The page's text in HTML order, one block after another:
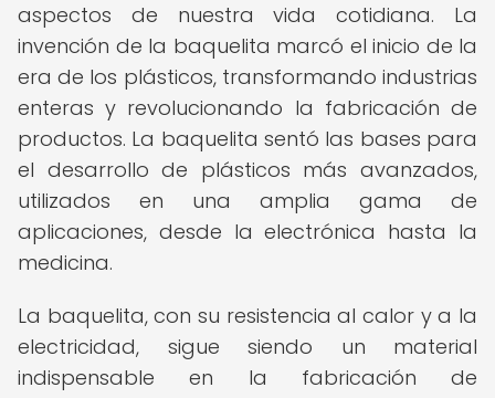
aspectos de nuestra vida cotidiana. La
invención de la baquelita marcó el inicio de la
era de los plásticos, transformando industrias
enteras y revolucionando la fabricación de
productos. La baquelita sentó las bases para
el desarrollo de plásticos más avanzados,
utilizados en una amplia gama de
aplicaciones, desde la electrónica hasta la
medicina.
La baquelita, con su resistencia al calor y a la
electricidad, sigue siendo un material
indispensable en la fabricación de